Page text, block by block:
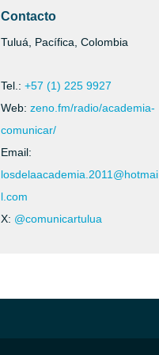
Contacto
Tuluá, Pacífica, Colombia
Tel.: +57 (1) 225 9927
Web: zeno.fm/radio/academia-
comunicar/
Email:
losdelaacademia.2011@hotmai
l.com
X: @comunicartulua